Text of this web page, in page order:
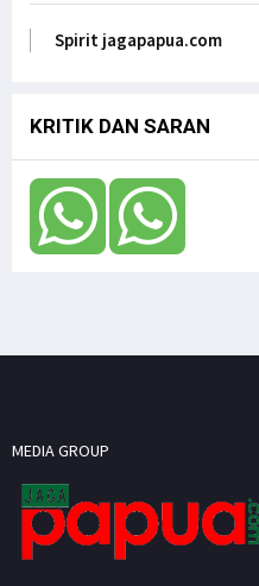
Spirit jagapapua.com
KRITIK DAN SARAN
MEDIA GROUP